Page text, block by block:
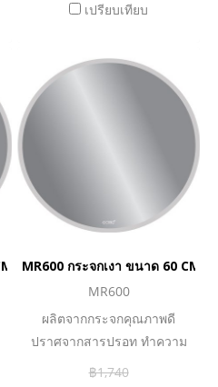
เปรียบเทียบ
รุ่น MY REDIUS
MR600 กระจกเงา ขนาด 60 CM. รุ่
MR600
ผลิตจากกระจกคุณภาพดี
ปราศจากสารปรอท ทำความ
สะอาดง่าย
฿1,740